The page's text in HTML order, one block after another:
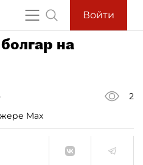
Войти
на
2
Max